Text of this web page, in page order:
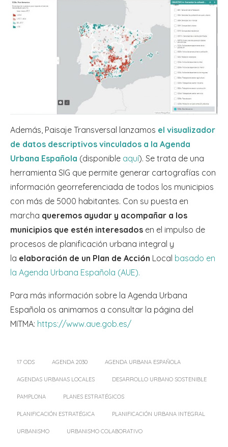
Además, Paisaje Transversal lanzamos el visualizador
de datos descriptivos vinculados a la Agenda
Urbana Española (disponible aquí). Se trata de una
herramienta SIG que permite generar cartografías con
información georreferenciada de todos los municipios
con más de 5000 habitantes. Con su puesta en
marcha queremos ayudar y acompañar a los
municipios que estén interesados en el impulso de
procesos de planificación urbana integral y
la elaboración de un Plan de Acción Local basado en
la Agenda Urbana Española (AUE).
Para más información sobre la Agenda Urbana
Española os animamos a consultar la página del
MITMA: https://www.aue.gob.es/
17 ODS AGENDA 2030 AGENDA URBANA ESPAÑOLA
AGENDAS URBANAS LOCALES DESARROLLO URBANO SOSTENIBLE
PAMPLONA PLANES ESTRATÉGICOS
PLANIFICACIÓN ESTRATÉGICA PLANIFICACIÓN URBANA INTEGRAL
URBANISMO URBANISMO COLABORATIVO